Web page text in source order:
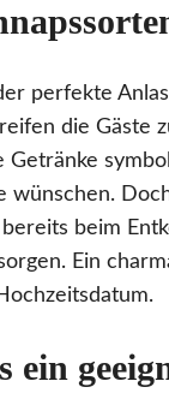
perfekte
die Gäste
Getränke
wünschen.
beim
Ein
ein